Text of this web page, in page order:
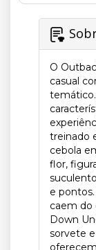
O
casual
treinado
cebola
flor,
e
caem do
Down
sorvete